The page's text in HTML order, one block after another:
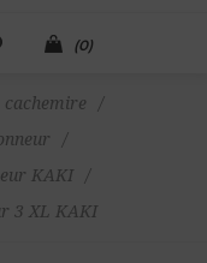
(0)
cachemire
/
/
KAKI
/
3 XL KAKI